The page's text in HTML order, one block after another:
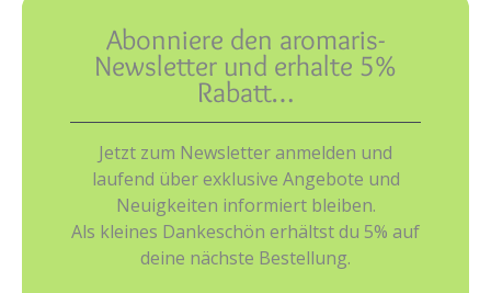
Abonniere den aromaris-
Newsletter und erhalte 5%
Rabatt…
Jetzt zum Newsletter anmelden und
laufend über exklusive Angebote und
Neuigkeiten informiert bleiben.
Als kleines Dankeschön erhältst du 5% auf
deine nächste Bestellung.